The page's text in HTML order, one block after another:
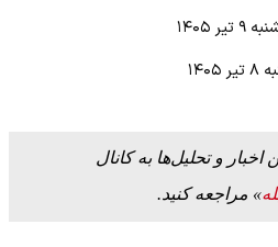
۱۴۰۵
و تحلیل‌ها به کانال
» مراجعه کنید.